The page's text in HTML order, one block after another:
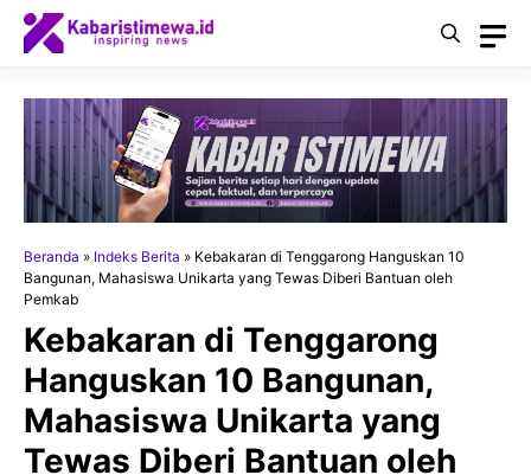
Langsung
Beranda » Indeks Berita » Kebakaran di Tenggarong Hanguskan 10
Bangunan, Mahasiswa Unikarta yang Tewas Diberi Bantuan oleh
Pemkab
Kebakaran di Tenggarong
Hanguskan 10 Bangunan,
Mahasiswa Unikarta yang
Tewas Diberi Bantuan oleh